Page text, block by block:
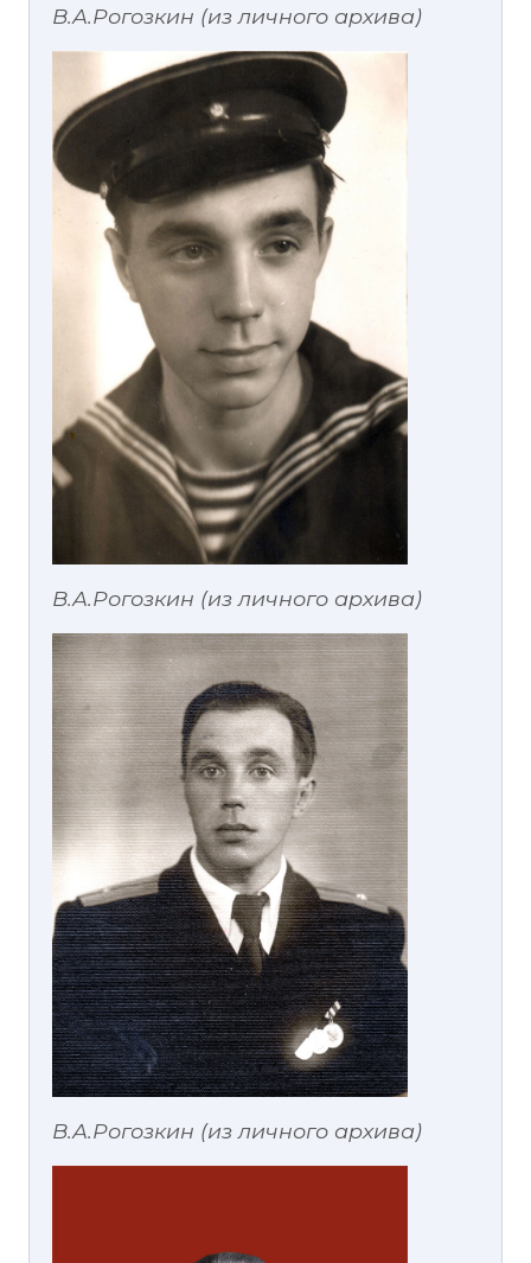
В.А.Рогозкин (из личного архива)
В.А.Рогозкин (из личного архива)
В.А.Рогозкин (из личного архива)